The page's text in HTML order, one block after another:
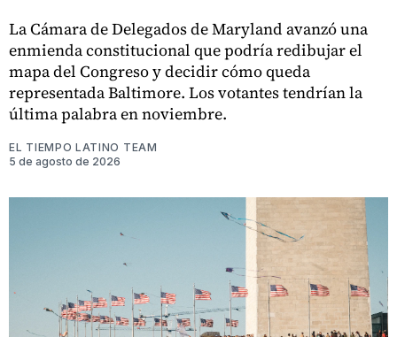
La Cámara de Delegados de Maryland avanzó una
enmienda constitucional que podría redibujar el
mapa del Congreso y decidir cómo queda
representada Baltimore. Los votantes tendrían la
última palabra en noviembre.
EL TIEMPO LATINO TEAM
5 de agosto de 2026